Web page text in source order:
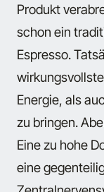
Produkt
schon ein
Espresso.
Energie, als
zu bringen.
Eine zu hohe
eine